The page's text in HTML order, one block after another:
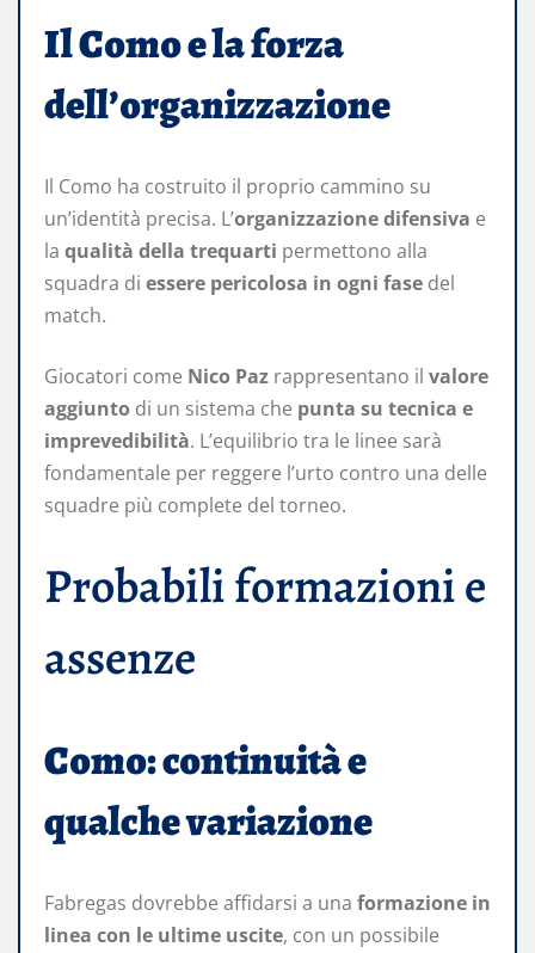
Il Como e la forza
dell’organizzazione
Il Como ha costruito il proprio cammino su
un’identità precisa. L’organizzazione difensiva e
la qualità della trequarti permettono alla
squadra di essere pericolosa in ogni fase del
match.
Giocatori come Nico Paz rappresentano il valore
aggiunto di un sistema che punta su tecnica e
imprevedibilità. L’equilibrio tra le linee sarà
fondamentale per reggere l’urto contro una delle
squadre più complete del torneo.
Probabili formazioni e
assenze
Como: continuità e
qualche variazione
Fabregas dovrebbe affidarsi a una formazione in
linea con le ultime uscite, con un possibile